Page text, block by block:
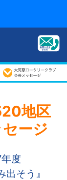
地区
ージ
度
出そう』